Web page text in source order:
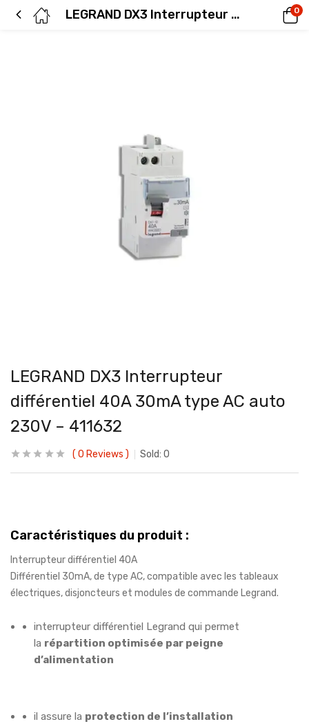
LEGRAND DX3 Interrupteur différentiel 40A 30mA type AC auto 230V – 411632 0
LEGRAND DX3 Interrupteur
différentiel 40A 30mA type AC auto
230V – 411632
0 Reviews Sold: 0
Caractéristiques du produit :
Interrupteur différentiel 40A
Différentiel 30mA, de type AC, compatible avec les tableaux
électriques, disjoncteurs et modules de commande Legrand.
interrupteur différentiel Legrand qui permet
la répartition optimisée par peigne
d’alimentation
il assure la protection de l’installation